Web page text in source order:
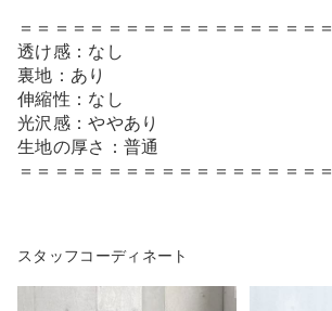
＝＝＝＝＝＝＝＝＝＝＝＝＝＝＝＝＝＝
透け感：なし
裏地：あり
伸縮性：なし
光沢感：ややあり
生地の厚さ：普通
＝＝＝＝＝＝＝＝＝＝＝＝＝＝＝＝＝＝
スタッフコーディネート